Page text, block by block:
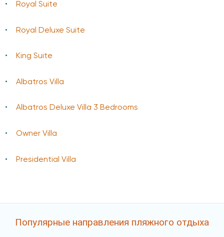
Royal Suite
Royal Deluxe Suite
King Suite
Albatros Villa
Albatros Deluxe Villa 3 Bedrooms
Owner Villa
Presidential Villa
Популярные направления пляжного отдыха